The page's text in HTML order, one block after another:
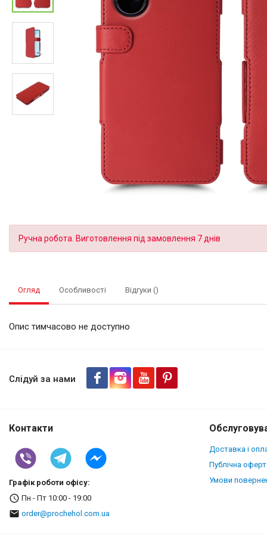
Ручна робота. Виготовлення під замовлення 7 днів
Огляд Особливості Відгуки ()
Опис тимчасово не доступно
Чохол книжка Stenk Prime
Слідуй за нами
Контакти
Графік роботи офісу:
Пн - Пт 10:00 - 19:00
order@prochehol.com.ua
Доставка і
Публічна
Умови